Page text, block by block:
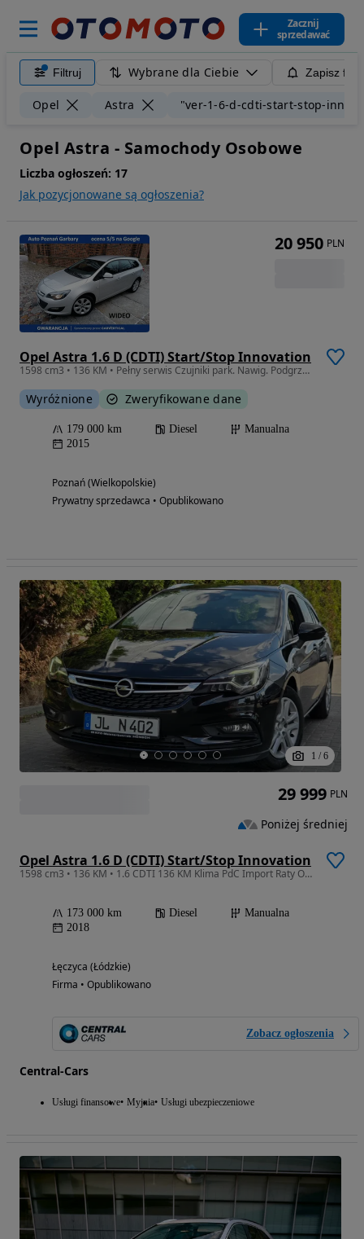
Zacznij
sprzedawać
Filtruj Wybrane dla Ciebie Zapisz
Opel Astra "ver-1-6-d-cdti-start-stop-
Opel Astra - Samochody Osobowe
Liczba ogłoszeń: 17
Jak pozycjonowane są ogłoszenia?
Opel Astra 1.6 D (CDTI) Start/Stop Innovation
1598 cm3 • 136 KM • Pełny serwis Czujniki park. Nawig. Podgrzew. fotele i kier. Brak PCC
Wyróżnione Zweryfikowane dane
179 000 km Diesel
Manualna
2015
Poznań (Wielkopolskie)
Prywatny sprzedawca • Opublikowano
20 950 PLN
1 / 6
Opel Astra 1.6 D (CDTI) Start/Stop Innovation
1598 cm3 • 136 KM • 1.6 CDTI 136 KM Klima PdC Import Raty Opłaty !!!
173 000 km Diesel
Manualna
2018
Łęczyca (Łódzkie)
Firma • Opublikowano
Zobacz ogłoszenia
Central-Cars
Usługi finansowe Myjnia Usługi ubezpieczeniowe
29 999 PLN
Poniżej średniej